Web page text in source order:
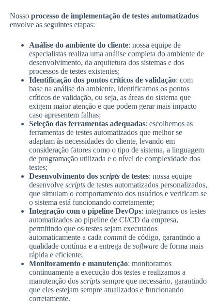
Nosso processo de implementação de testes automatizados
envolve as seguintes etapas:
Análise do ambiente do cliente: nossa equipe de
especialistas realiza uma análise completa do ambiente de
desenvolvimento, da arquitetura dos sistemas e dos
processos de testes existentes;
Identificação dos pontos críticos de validação: com
base na análise do ambiente, identificamos os pontos
críticos de validação, ou seja, as áreas do sistema que
exigem maior atenção e que podem gerar mais impacto
caso apresentem falhas;
Seleção das ferramentas adequadas: escolhemos as
ferramentas de testes automatizados que melhor se
adaptam às necessidades do cliente, levando em
consideração fatores como o tipo de sistema, a linguagem
de programação utilizada e o nível de complexidade dos
testes;
Desenvolvimento dos scripts de testes: nossa equipe
desenvolve scripts de testes automatizados personalizados,
que simulam o comportamento dos usuários e verificam se
o sistema está funcionando corretamente;
Integração com o pipeline DevOps: integramos os testes
automatizados ao pipeline de CI/CD da empresa,
permitindo que os testes sejam executados
automaticamente a cada commitde código, garantindo a
qualidade contínua e a entrega de software de forma mais
rápida e eficiente;
Monitoramento e manutenção: monitoramos
continuamente a execução dos testes e realizamos a
manutenção dos scripts sempre que necessário, garantindo
que eles estejam sempre atualizados e funcionando
corretamente.